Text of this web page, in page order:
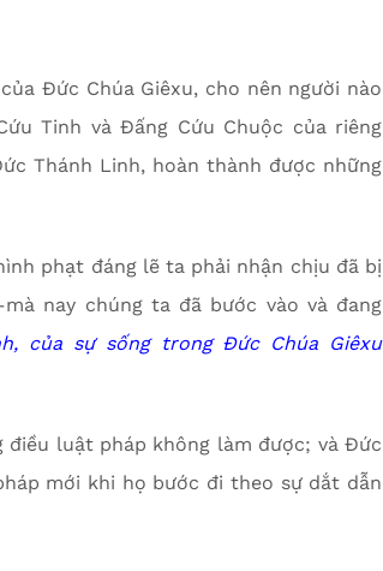
Đức Chúa Giêxu, cho nên người nào
Tinh và Đấng Cứu Chuộc của riêng
Thánh Linh, hoàn thành được những
phạt đáng lẽ ta phải nhận chịu đã bị
nay chúng ta đã bước vào và đang
của sự sống trong Đức Chúa Giêxu
luật pháp không làm được; và Đức
mới khi họ bước đi theo sự dắt dẫn